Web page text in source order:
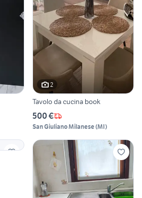
2
Tavolo da cucina book
500 €
San Giuliano Milanese(MI)